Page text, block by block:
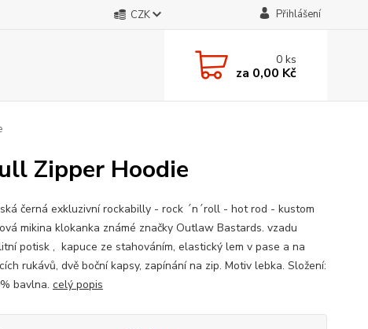
CZK Přihlášení
0ks
za 0,00 Kč
Zipper Hoodie
černá exkluzivní rockabilly - rock ´n´roll - hot rod - kustom
mikina klokanka známé značky Outlaw Bastards. vzadu
potisk , kapuce ze stahováním, elastický lem v pase a na
rukávů, dvě boční kapsy, zapínání na zip. Motiv lebka. Složení:
bavlna. celý popis